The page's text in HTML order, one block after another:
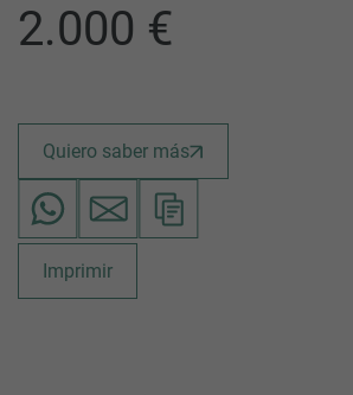
2.000 €
Quiero saber más
Imprimir